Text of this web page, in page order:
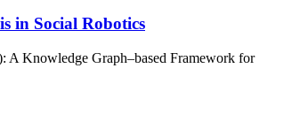
in Social Robotics
A Knowledge Graph–based Framework for